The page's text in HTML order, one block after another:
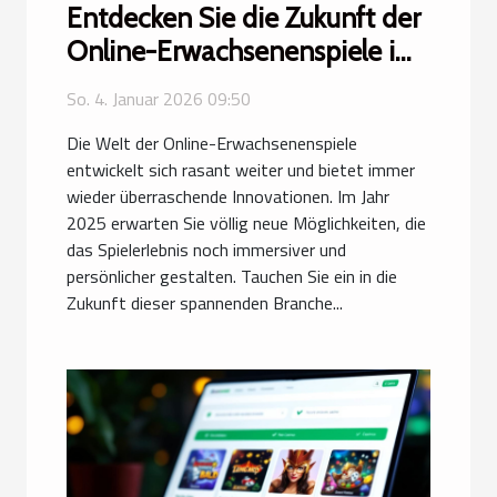
Entdecken Sie die Zukunft der
Online-Erwachsenenspiele im
Jahr 2025
So. 4. Januar 2026 09:50
Die Welt der Online-Erwachsenenspiele
entwickelt sich rasant weiter und bietet immer
wieder überraschende Innovationen. Im Jahr
2025 erwarten Sie völlig neue Möglichkeiten, die
das Spielerlebnis noch immersiver und
persönlicher gestalten. Tauchen Sie ein in die
Zukunft dieser spannenden Branche...